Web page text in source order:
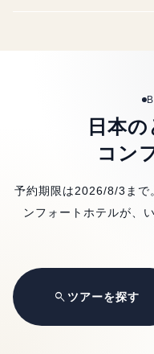
日本の
コン
予約期限は2026/8/3 まで
ンフォートホテルが、
search ツアーを探す